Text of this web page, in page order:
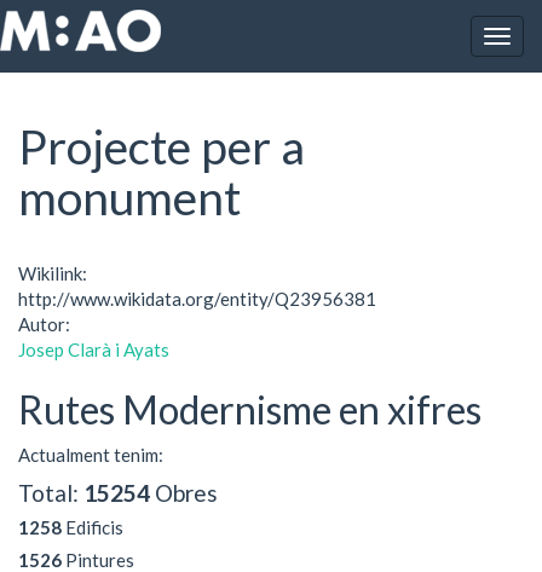
Vés al contingut
Inici Projecte per a monument
Projecte per a
monument
Wikilink:
http://www.wikidata.org/entity/Q23956381
Autor:
Josep Clarà i Ayats
Rutes Modernisme en xifres
Actualment tenim:
Total: 15254 Obres
1258 Edificis
1526 Pintures